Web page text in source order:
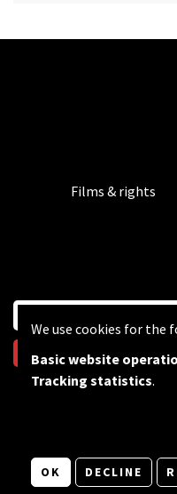
Films & rights
We use cookies for the
Basic website
Tracking statistics.
OK DECLINE